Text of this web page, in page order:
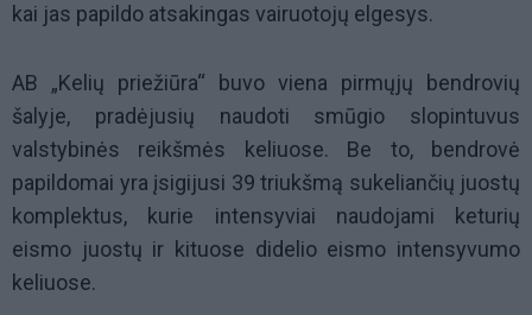
kai jas papildo atsakingas vairuotojų elgesys.
AB „Kelių priežiūra“ buvo viena pirmųjų bendrovių
šalyje, pradėjusių naudoti smūgio slopintuvus
valstybinės reikšmės keliuose. Be to, bendrovė
papildomai yra įsigijusi 39 triukšmą sukeliančių juostų
komplektus, kurie intensyviai naudojami keturių
eismo juostų ir kituose didelio eismo intensyvumo
keliuose.